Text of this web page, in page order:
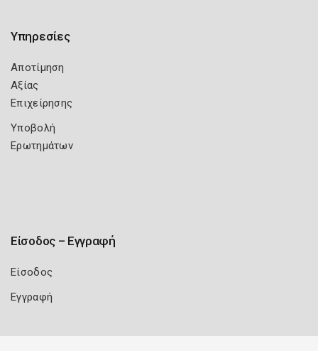
Υπηρεσίες
Αποτίμηση
Αξίας
Επιχείρησης
Υποβολή
Ερωτημάτων
Είσοδος – Εγγραφή
Είσοδος
Εγγραφή